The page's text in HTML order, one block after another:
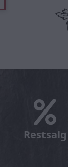
Restsalg